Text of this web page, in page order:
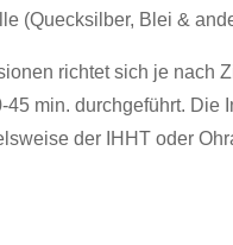
(Quecksilber, Blei &
richtet sich je nach
45 min. durchgeführt. Die
der IHHT oder